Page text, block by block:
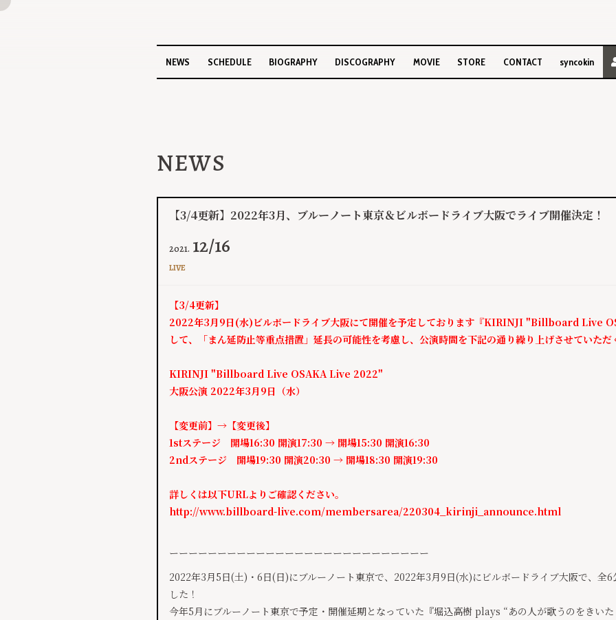
NEWS SCHEDULE BIOGRAPHY DISCOGRAPHY MOVIE STORE CONTACT syncokin
NEWS
【3/4更新】2022年3月、ブルーノート東京＆ビルボードライブ大阪でライブ開催決定！
2021. 12/16
LIVE
【3/4更新】
2022年3月9日(水)ビルボードライブ大阪にて開催を予定しております『KIRINJI "Billboard Live
して、「まん延防止等重点措置」延長の可能性を考慮し、公演時間を下記の通り繰り上げさせていた
KIRINJI "Billboard Live OSAKA Live 2022"
大阪公演 2022年3月9日（水）
【変更前】→【変更後】
1stステージ 開場16:30 開演17:30 → 開場15:30 開演16:30
2ndステージ 開場19:30 開演20:30 → 開場18:30 開演19:30
詳しくは以下URLよりご確認ください。
http://www.billboard-live.com/membersarea/220304_kirinji_announce.html
ーーーーーーーーーーーーーーーーーーーーーーーーーーー
​2022年3月5日(土)・6日(日)にブルーノート東京で、2022年3月9日(水)にビルボードライブ大阪で、全
した！
今年5月にブルーノート東京で予定・開催延期となっていた『堀込高樹 plays “あの人が歌うのをきい